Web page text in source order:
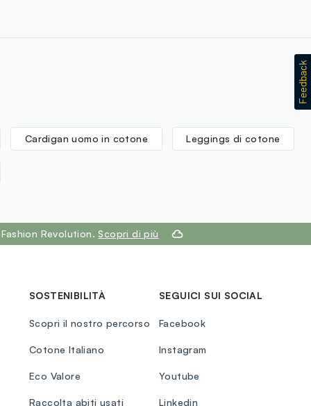
Cardigan uomo in cotone Leggings di cotone
Revolution. Scopri di più
SOSTENIBILITÀ
Scopri il nostro percorso
Cotone Italiano
Eco Valore
Raccolta abiti usati
SEGUICI SUI SOCIAL
Facebook
Instagram
Youtube
Linkedin